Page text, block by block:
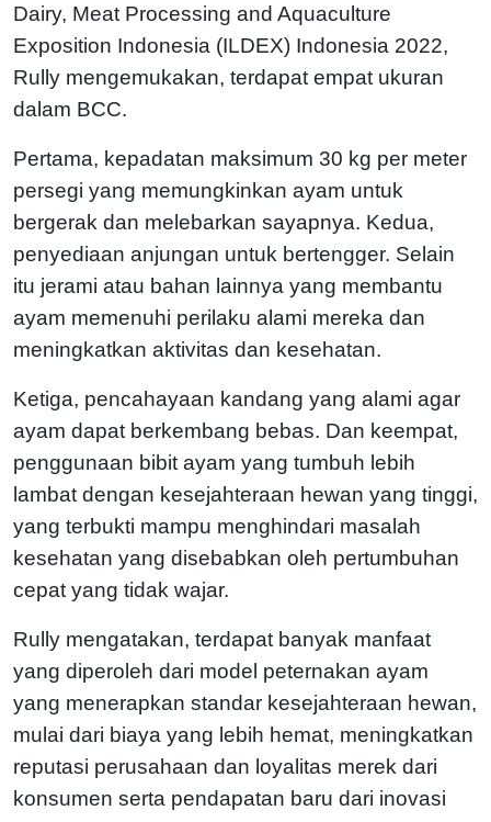
Dairy, Meat Processing and Aquaculture
Exposition Indonesia (ILDEX) Indonesia 2022,
Rully mengemukakan, terdapat empat ukuran
dalam BCC.
Pertama, kepadatan maksimum 30 kg per meter
persegi yang memungkinkan ayam untuk
bergerak dan melebarkan sayapnya. Kedua,
penyediaan anjungan untuk bertengger. Selain
itu jerami atau bahan lainnya yang membantu
ayam memenuhi perilaku alami mereka dan
meningkatkan aktivitas dan kesehatan.
Ketiga, pencahayaan kandang yang alami agar
ayam dapat berkembang bebas. Dan keempat,
penggunaan bibit ayam yang tumbuh lebih
lambat dengan kesejahteraan hewan yang tinggi,
yang terbukti mampu menghindari masalah
kesehatan yang disebabkan oleh pertumbuhan
cepat yang tidak wajar.
Rully mengatakan, terdapat banyak manfaat
yang diperoleh dari model peternakan ayam
yang menerapkan standar kesejahteraan hewan,
mulai dari biaya yang lebih hemat, meningkatkan
reputasi perusahaan dan loyalitas merek dari
konsumen serta pendapatan baru dari inovasi